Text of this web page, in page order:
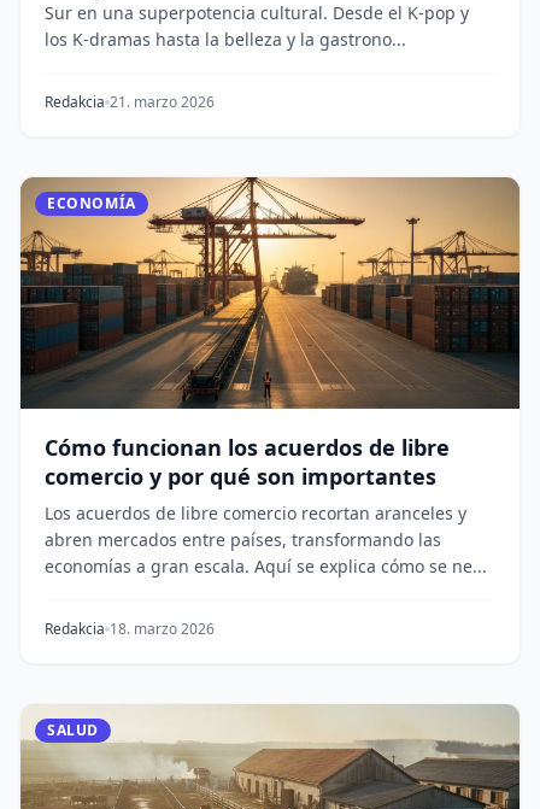
Sur en una superpotencia cultural. Desde el K-pop y
los K-dramas hasta la belleza y la gastrono...
Redakcia 21. marzo 2026
ECONOMÍA
Cómo funcionan los acuerdos de libre
comercio y por qué son importantes
Los acuerdos de libre comercio recortan aranceles y
abren mercados entre países, transformando las
economías a gran escala. Aquí se explica cómo se ne...
Redakcia 18. marzo 2026
SALUD